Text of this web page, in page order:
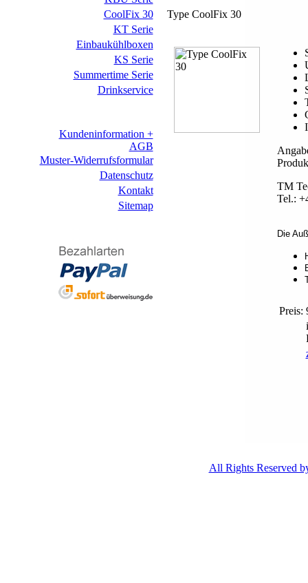
CoolFix 30
KT Serie
Einbaukühlboxen
KS Serie
Summertime Serie
Drinkservice
Kundeninformation +
AGB
Muster-Widerrufsformular
Datenschutz
Kontakt
Sitemap
Type CoolFix 30
TM
Tel.:
Die
Preis:
All Rights Reserved